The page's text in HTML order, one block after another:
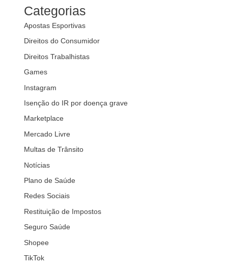
Categorias
Apostas Esportivas
Direitos do Consumidor
Direitos Trabalhistas
Games
Instagram
Isenção do IR por doença grave
Marketplace
Mercado Livre
Multas de Trânsito
Notícias
Plano de Saúde
Redes Sociais
Restituição de Impostos
Seguro Saúde
Shopee
TikTok